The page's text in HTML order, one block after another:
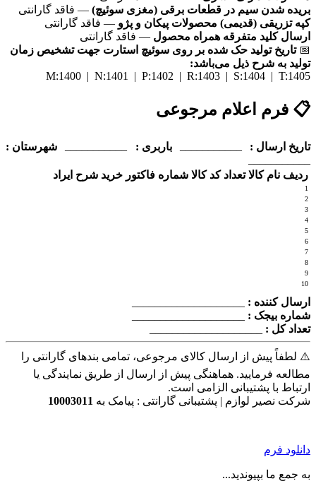
بریده شدن سیم در قطعات برقی (مغزی سوئیچ) — فاقد گارانتی
کپه تزریقی (قدیمی) محصولات پیکان و پژو — فاقد گارانتی
ارسال کلید متفرقه همراه محصول — فاقد گارانتی
📅تاریخ تولید حک شده بر روی سوئیچ استارت جهت تشخیص زمان
تولید به شرح ذیل می‌باشد:
M:1400 | N:1401 | P:1402 | R:1403 | S:1404 | T:1405
📋 فرم اعلام مرجوعی
تاریخ ارسال : باربری :
شهرستان :
ردیف نام کالا تعداد کد کالا شماره فاکتور خرید شرح ایراد
1
2
3
4
5
6
7
8
9
10
ارسال کننده :
شماره بیجک :
تعداد کل :
⚠️ لطفاً پیش از ارسال کالای مرجوعی، تمامی بندهای گارانتی را
مطالعه فرمایید. هماهنگی پیش از ارسال از طریق نمایندگی یا
ارتباط با پشتیبانی الزامی است.
شرکت نصیر لوازم | پشتیبانی گارانتی : پیامک به 10003011
دانلود فرم
به جمع ما بپیوندید...